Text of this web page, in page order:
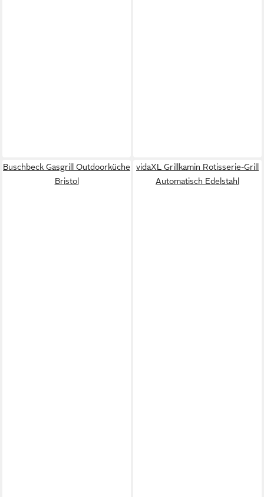
Buschbeck Gasgrill Outdoorküche
Bristol
vidaXL Grillkamin Rotisserie-Grill
Automatisch Edelstahl